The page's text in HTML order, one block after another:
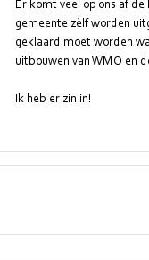
Er komt veel op ons af
gemeente zèlf worden
geklaard moet worden
uitbouwen van WMO en
Ik heb er zin in!